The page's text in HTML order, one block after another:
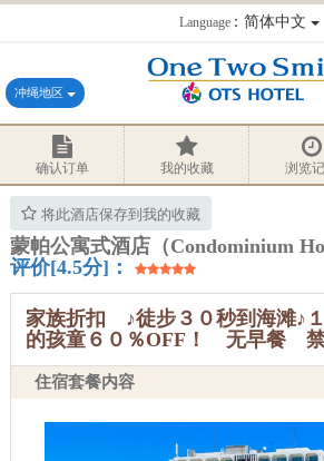
Language：简体中文
冲绳地区
确认订单 我的收藏 浏览
将此酒店保存到我的收藏
蒙帕公寓式酒店（Condominium
评价[4.5分]：
家族折扣 ♪徒步３０秒到海滩♪
的孩童６０％OFF！ 无早餐
住宿套餐内容